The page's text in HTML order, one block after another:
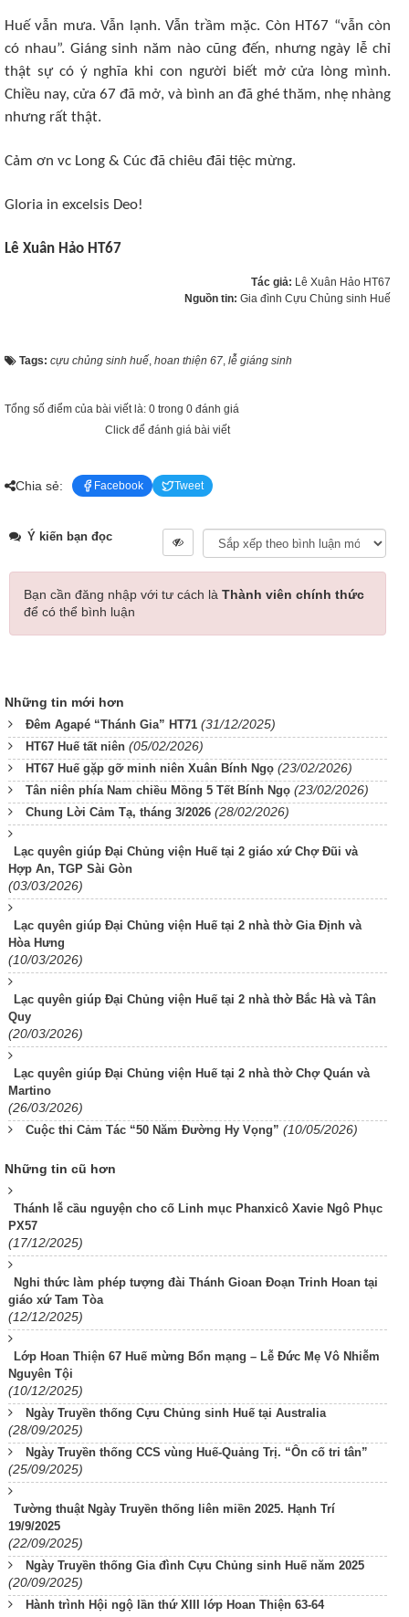
Huế vẫn mưa. Vẫn lạnh. Vẫn trầm mặc. Còn HT67 “vẫn còn
có nhau”. Giáng sinh năm nào cũng đến, nhưng ngày lễ chỉ
thật sự có ý nghĩa khi con người biết mở cửa lòng mình.
Chiều nay, cửa 67 đã mở, và bình an đã ghé thăm, nhẹ nhàng
nhưng rất thật.
Cảm ơn vc Long & Cúc đã chiêu đãi tiệc mừng.
Gloria in excelsis Deo!
Lê Xuân Hảo HT67
Tác giả: Lê Xuân Hảo HT67
Nguồn tin: Gia đình Cựu Chủng sinh Huế
Tags: cựu chủng sinh huế, hoan thiện 67, lễ giáng sinh
Tổng số điểm của bài viết là: 0 trong 0 đánh giá
Click để đánh giá bài viết
Chia sẻ: Facebook Tweet
Ý kiến bạn đọc
Bạn cần đăng nhập với tư cách là Thành viên chính thức
để có thể bình luận
Những tin mới hơn
Đêm Agapé “Thánh Gia” HT71 (31/12/2025)
HT67 Huế tất niên (05/02/2026)
HT67 Huế gặp gỡ minh niên Xuân Bính Ngọ (23/02/2026)
Tân niên phía Nam chiều Mồng 5 Tết Bính Ngọ (23/02/2026)
Chung Lời Cảm Tạ, tháng 3/2026 (28/02/2026)
Lạc quyên giúp Đại Chủng viện Huế tại 2 giáo xứ Chợ Đũi và
Hợp An, TGP Sài Gòn
(03/03/2026)
Lạc quyên giúp Đại Chủng viện Huế tại 2 nhà thờ Gia Định và
Hòa Hưng
(10/03/2026)
Lạc quyên giúp Đại Chủng viện Huế tại 2 nhà thờ Bắc Hà và Tân
Quy
(20/03/2026)
Lạc quyên giúp Đại Chủng viện Huế tại 2 nhà thờ Chợ Quán và
Martino
(26/03/2026)
Cuộc thi Cảm Tác “50 Năm Đường Hy Vọng” (10/05/2026)
Những tin cũ hơn
Thánh lễ cầu nguyện cho cố Linh mục Phanxicô Xavie Ngô Phục
PX57
(17/12/2025)
Nghi thức làm phép tượng đài Thánh Gioan Đoạn Trinh Hoan tại
giáo xứ Tam Tòa
(12/12/2025)
Lớp Hoan Thiện 67 Huế mừng Bổn mạng – Lễ Đức Mẹ Vô Nhiễm
Nguyên Tội
(10/12/2025)
Ngày Truyền thống Cựu Chủng sinh Huế tại Australia
(28/09/2025)
Ngày Truyền thống CCS vùng Huế-Quảng Trị. “Ôn cố tri tân”
(25/09/2025)
Tường thuật Ngày Truyền thống liên miền 2025. Hạnh Trí
19/9/2025
(22/09/2025)
Ngày Truyền thống Gia đình Cựu Chủng sinh Huế năm 2025
(20/09/2025)
Hành trình Hội ngộ lần thứ XIII lớp Hoan Thiện 63-64